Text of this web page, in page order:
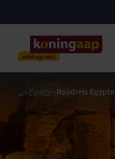
...> Egypte>Rondreis Egypte